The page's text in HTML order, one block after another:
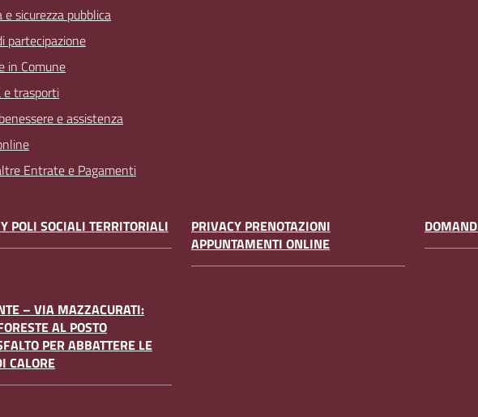
e sicurezza pubblica
partecipazione
in Comune
e trasporti
e assistenza
Entrate e Pagamenti
POLI SOCIALI TERRITORIALI
PRIVACY PRENOTAZIONI
APPUNTAMENTI ONLINE
– VIA MAZZACURATI:
AL POSTO
PER ABBATTERE LE
CALORE